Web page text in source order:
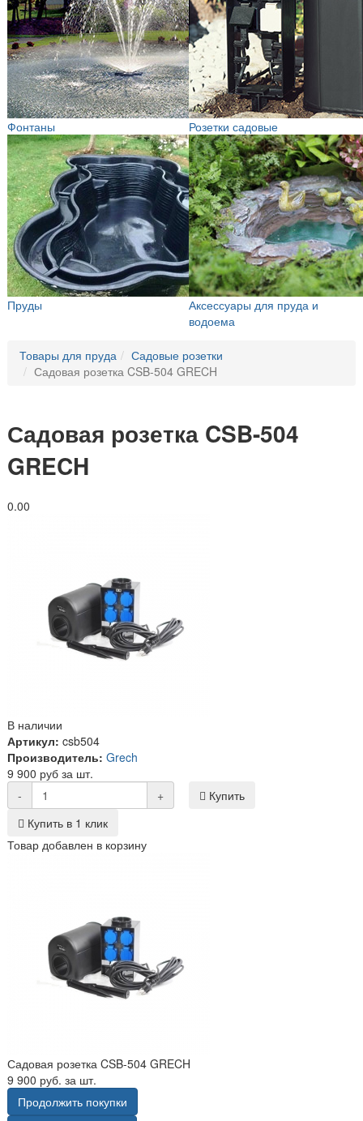
Фонтаны Розетки садовые
Пруды
Аксессуары для пруда и
водоема
Товары для пруда
Садовые розетки
Садовая розетка CSB-504 GRECH
Садовая розетка CSB-504
GRECH
0.00
В наличии
Артикул: csb504
Производитель: Grech
9 900 руб за шт.
-
+
Купить
Купить в 1 клик
Товар добавлен в корзину
Садовая розетка CSB-504 GRECH
9 900 руб. за шт.
Продолжить покупки